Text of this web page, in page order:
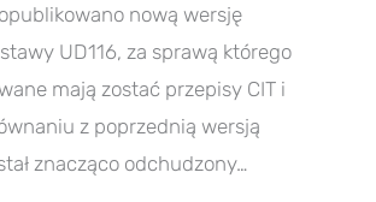
nową wersję
UD116, za sprawą którego
mają zostać przepisy CIT i
z poprzednią wersją
znacząco odchudzony…